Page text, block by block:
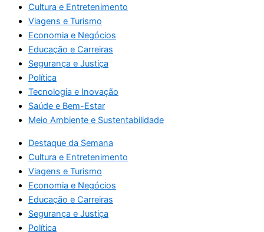
Cultura e Entretenimento
Viagens e Turismo
Economia e Negócios
Educação e Carreiras
Segurança e Justiça
Política
Tecnologia e Inovação
Saúde e Bem-Estar
Meio Ambiente e Sustentabilidade
Destaque da Semana
Cultura e Entretenimento
Viagens e Turismo
Economia e Negócios
Educação e Carreiras
Segurança e Justiça
Política